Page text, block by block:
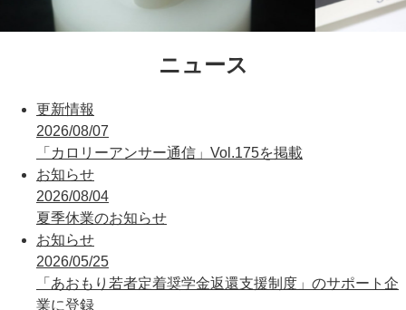
ニュース
更新情報
2026/08/07
「カロリーアンサー通信」Vol.175を掲載
お知らせ
2026/08/04
夏季休業のお知らせ
お知らせ
2026/05/25
「あおもり若者定着奨学金返還支援制度」のサポート企
業に登録